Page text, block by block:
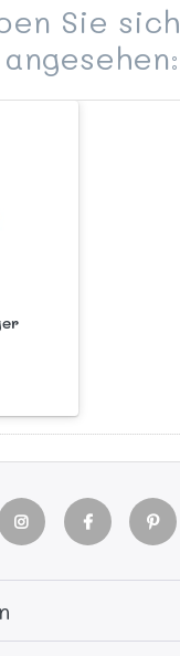
Sie sich